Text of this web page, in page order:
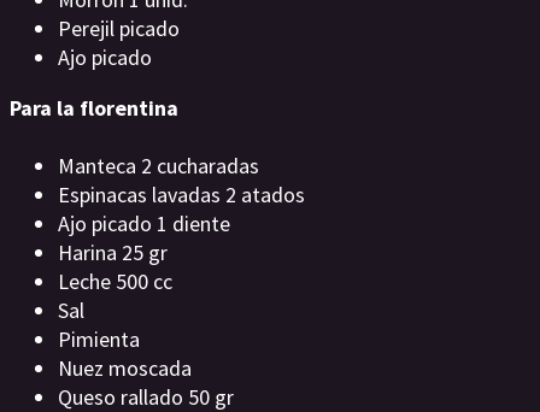
Perejil picado
Ajo picado
Para la florentina
Manteca 2 cucharadas
Espinacas lavadas 2 atados
Ajo picado 1 diente
Harina 25 gr
Leche 500 cc
Sal
Pimienta
Nuez moscada
Queso rallado 50 gr